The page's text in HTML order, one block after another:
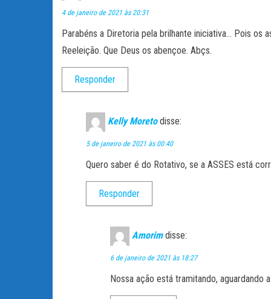
4 de janeiro de 2021 às 20:31
Parabéns a Diretoria pela brilhante iniciativa… Pois os
Reeleição. Que Deus os abençoe. Abçs.
Responder
Kelly Moreto disse:
5 de janeiro de 2021 às 00:40
Quero saber é do Rotativo, se a ASSES está
Responder
Amorim disse:
6 de janeiro de 2021 às 18:27
Nossa ação está tramitando, aguardando